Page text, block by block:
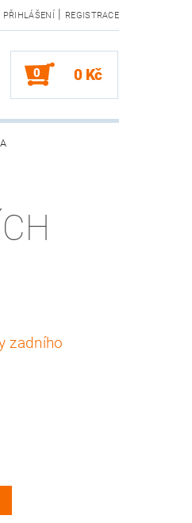
PŘIHLÁŠENÍ | REGISTRACE
0 0 Kč
zadního